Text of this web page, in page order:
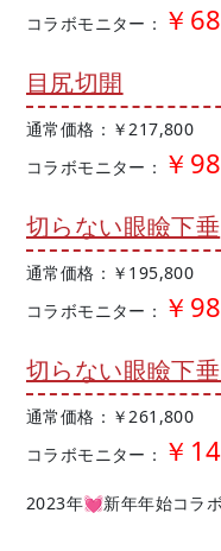
コラボモニター： ￥
目尻切開
通常価格：￥217,800
コラボモニター： ￥
切らない眼瞼下垂
通常価格：￥195,800
コラボモニター： ￥
切らない眼瞼下
通常価格：￥261,800
コラボモニター： ￥
2023年💓新年年始コラ